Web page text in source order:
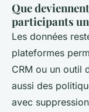
Que
participants
Les données
plateformes
CRM ou un outil
aussi des
avec